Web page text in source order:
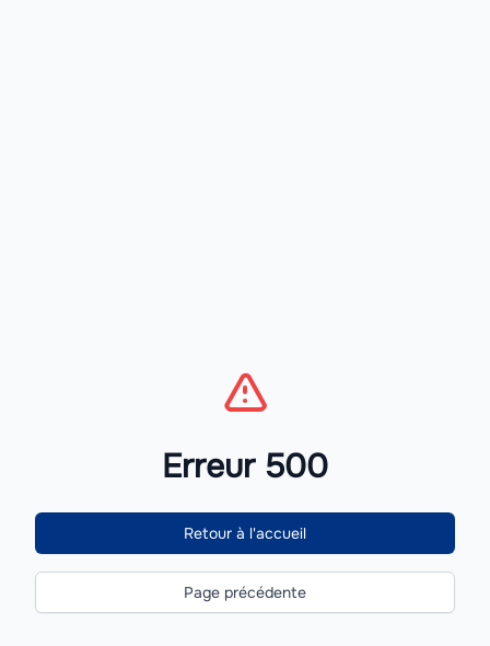
Erreur 500
Retour à l'accueil
Page précédente